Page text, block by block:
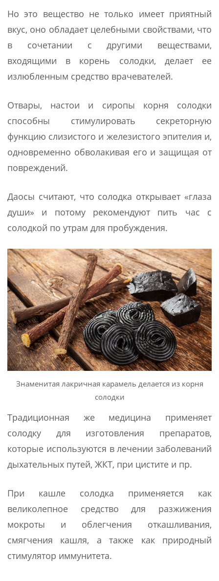
Но это вещество не только имеет приятный
вкус, оно обладает целебными свойствами, что
в сочетании с другими веществами,
входящими в корень солодки, делает ее
излюбленным средство врачевателей.
Отвары, настои и сиропы корня солодки
способны стимулировать секреторную
функцию слизистого и железистого эпителия и,
одновременно обволакивая его и защищая от
повреждений.
Даосы считают, что солодка открывает «глаза
души» и потому рекомендуют пить час с
солодкой по утрам для пробуждения.
Знаменитая лакричная карамель делается из корня
солодки
Традиционная же медицина применяет
солодку для изготовления препаратов,
которые используются в лечении заболеваний
дыхательных путей, ЖКТ, при цистите и пр.
При кашле солодка применяется как
великолепное средство для разжижения
мокроты и облегчения откашливания,
смягчения кашля, а также как природный
стимулятор иммунитета.